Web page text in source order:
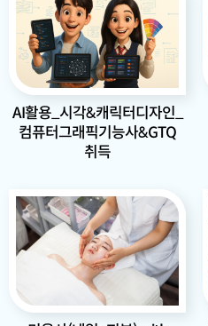
AI활용_시각&캐릭터디자인_
컴퓨터그래픽기능사&GTQ
취득